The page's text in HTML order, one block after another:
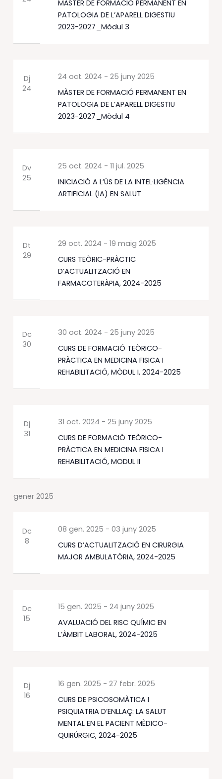
MÀSTER DE FORMACIÓ PERMANENT EN
PATOLOGIA DE L’APARELL DIGESTIU
2023-2027_Mòdul 3
Dj
24
MÀSTER DE FORMACIÓ PERMANENT EN
PATOLOGIA DE L’APARELL DIGESTIU
2023-2027_Mòdul 4
24 oct. 2024 - 25 juny 2025
Dv
25
INICIACIÓ A L’ÚS DE LA INTEL·LIGÈNCIA
ARTIFICIAL (IA) EN SALUT
25 oct. 2024 - 11 jul. 2025
Dt
29
CURS TEÒRIC-PRÀCTIC
D’ACTUALITZACIÓ EN
FARMACOTERÀPIA, 2024-2025
29 oct. 2024 - 19 maig 2025
Dc
30
CURS DE FORMACIÓ TEÒRICO-
PRÀCTICA EN MEDICINA FISICA I
REHABILITACIÓ, MÒDUL I, 2024-2025
30 oct. 2024 - 25 juny 2025
Dj
31
CURS DE FORMACIÓ TEÒRICO-
PRÀCTICA EN MEDICINA FISICA I
REHABILITACIÓ, MODUL II
31 oct. 2024 - 25 juny 2025
gener 2025
Dc
8
CURS D’ACTUALITZACIÓ EN CIRURGIA
MAJOR AMBULATÒRIA, 2024-2025
08 gen. 2025 - 03 juny 2025
Dc
15
AVALUACIÓ DEL RISC QUÍMIC EN
L’ÀMBIT LABORAL, 2024-2025
15 gen. 2025 - 24 juny 2025
Dj
16
CURS DE PSICOSOMÀTICA I
PSIQUIATRIA D’ENLLAÇ: LA SALUT
MENTAL EN EL PACIENT MÈDICO-
QUIRÚRGIC, 2024-2025
16 gen. 2025 - 27 febr. 2025